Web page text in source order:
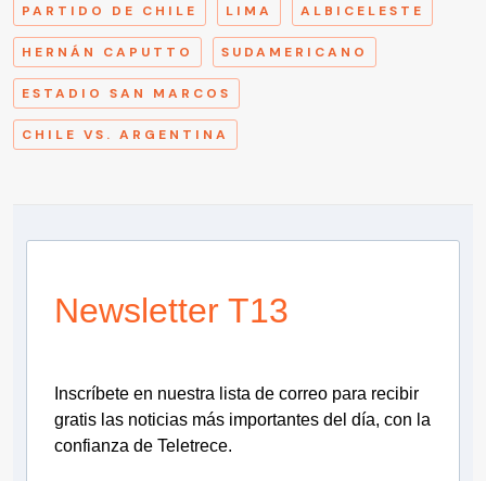
PARTIDO DE CHILE LIMA ALBICELESTE
HERNÁN CAPUTTO SUDAMERICANO
ESTADIO SAN MARCOS
CHILE VS. ARGENTINA
Newsletter T13
Inscríbete en nuestra lista de correo para recibir
gratis las noticias más importantes del día, con la
confianza de Teletrece.